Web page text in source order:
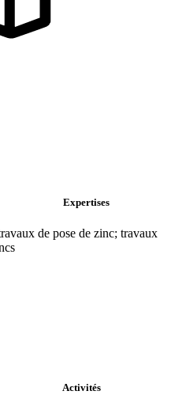
Expertises
de pose de zinc; travaux
Activités